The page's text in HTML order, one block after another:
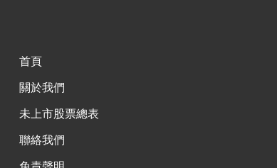
首頁
關於我們
未上市股票總表
聯絡我們